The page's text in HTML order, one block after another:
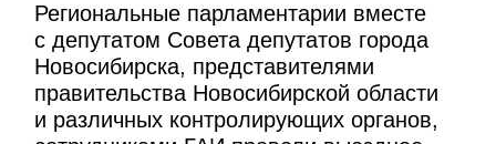
Региональные парламентарии вместе
с депутатом Совета депутатов города
Новосибирска, представителями
правительства Новосибирской области
и различных контролирующих органов,